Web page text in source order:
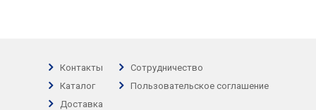
Контакты
Каталог
Доставка
Сотрудничество
Пользовательское соглашение